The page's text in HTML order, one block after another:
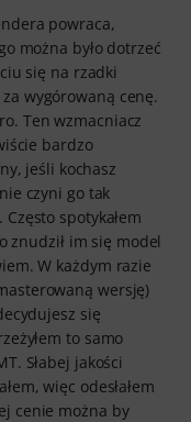
powraca,
można było dotrzeć
się na rzadki
wygórowaną cenę.
Ten wzmacniacz
bardzo
jeśli kochasz
czyni go tak
spotykałem
znudził im się model
W każdym razie
wersję)
się
to samo
Słabej jakości
więc odesłałem
cenie można by